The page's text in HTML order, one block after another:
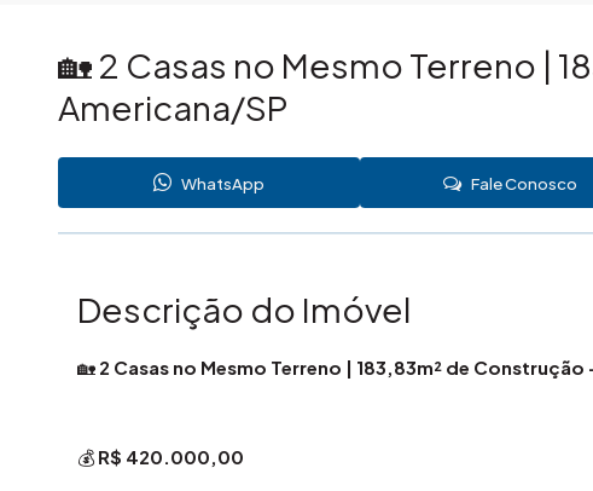
🏡 2 Casas no Mesmo Terreno |
Americana/SP
WhatsApp Fale Conosco
Descrição do Imóvel
🏡 2 Casas no Mesmo Terreno | 183,83m² de
💰 R$ 420.000,00